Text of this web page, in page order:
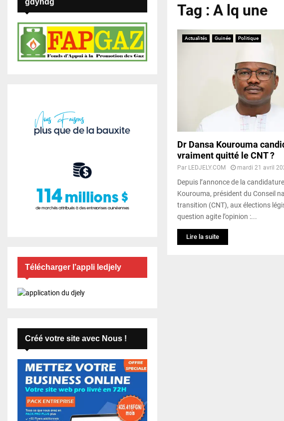
Tag : A lq une
Actualités Guinée Politique
Dr Dansa Kourouma
vraiment quitté le CNT ?
Par LEDJELY.COM mardi 21 avril
Depuis l’annonce de la
Kourouma, président du Conseil
transition (CNT), aux élections
question agite l’opinion :...
Lire la suite
gdyhdg
Télécharger l’appli ledjely
Créé votre site avec Nous !